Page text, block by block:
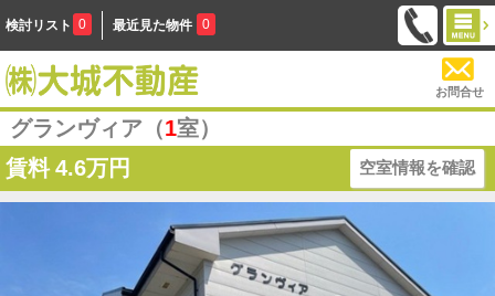
検討リスト 0 最近見た物件 0
お問合せ
グランヴィア（1室）
賃料 4.6万円 空室情報を確認